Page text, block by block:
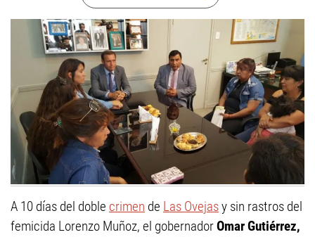
A 10 días del doble crimen de Las Ovejasy sin rastros del
femicida Lorenzo Muñoz, el gobernadorOmar Gutiérrez,